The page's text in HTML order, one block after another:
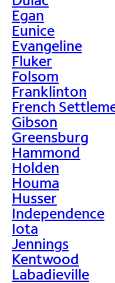
Egan
Eunice
Evangeline
Fluker
Folsom
Franklinton
French
Gibson
Greensburg
Hammond
Holden
Houma
Husser
Independence
Iota
Jennings
Kentwood
Labadieville